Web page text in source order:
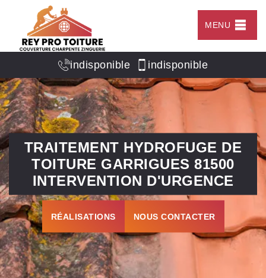
MENU
indisponible indisponible
TRAITEMENT HYDROFUGE DE
TOITURE GARRIGUES 81500
INTERVENTION D'URGENCE
RÉALISATIONS NOUS CONTACTER